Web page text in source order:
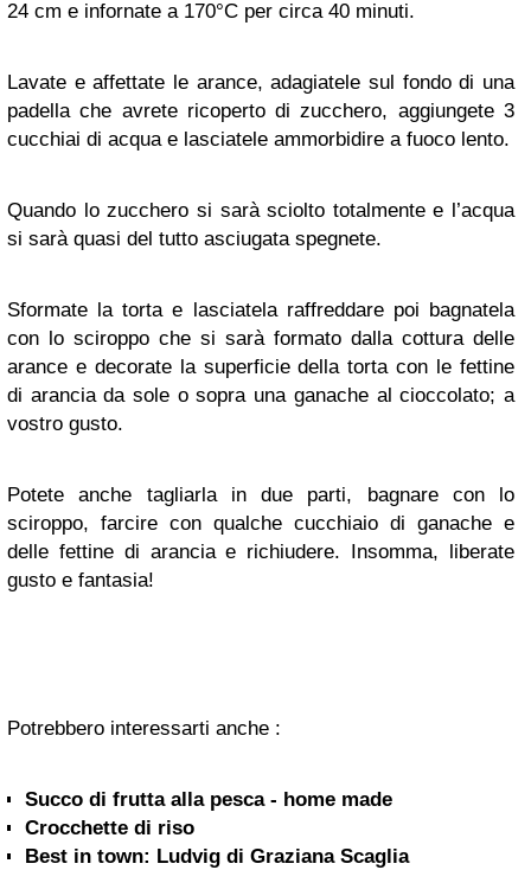
24 cm e infornate a 170°C per circa 40 minuti.
Lavate e affettate le arance, adagiatele sul fondo di una
padella che avrete ricoperto di zucchero, aggiungete 3
cucchiai di acqua e lasciatele ammorbidire a fuoco lento.
Quando lo zucchero si sarà sciolto totalmente e l’acqua
si sarà quasi del tutto asciugata spegnete.
Sformate la torta e lasciatela raffreddare poi bagnatela
con lo sciroppo che si sarà formato dalla cottura delle
arance e decorate la superficie della torta con le fettine
di arancia da sole o sopra una ganache al cioccolato; a
vostro gusto.
Potete anche tagliarla in due parti, bagnare con lo
sciroppo, farcire con qualche cucchiaio di ganache e
delle fettine di arancia e richiudere. Insomma, liberate
gusto e fantasia!
Potrebbero interessarti anche :
Succo di frutta alla pesca - home made
Crocchette di riso
Best in town: Ludvig di Graziana Scaglia